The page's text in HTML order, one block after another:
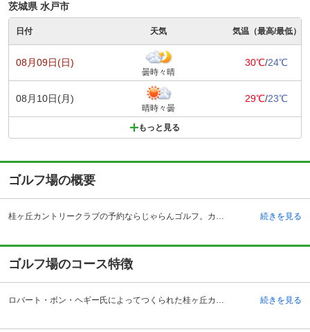
茨城県 水戸市
日付 天気 気温（最高/最低）
08月09日(日)
曇時々晴
30℃/24℃
08月10日(月)
晴時々曇
29℃/23℃
もっと見る
ゴルフ場の概要
桂ヶ丘カントリークラブの予約ならじゃらんゴルフ。カートの有無や利用税、キャンセル料、ナイター設備、駐車場などのコース情報はもちろん、口コミ、フォトギャラリーなどコースの難易度や攻略に役立つ情報充実、予約する度にポイントが貯まるのでお得にゴルフをお楽しみ頂けます。 桂ヶ丘カントリークラブは、茨城県の東茨城郡にあるゴルフコースです。自動車を利用する場合は、常磐自動車道の水戸インターチェンジから約25分、水戸北スマートインターチェンジから約15分です。 世界各地のコースの設計しているロバート・ボン・ヘギー氏によって作られたコースは、戦略性の難易度の高く、芸術品的なコースデザインが特徴です。また、ゲストハウスでは施設が充実しています。レストランではゆったり景色を見ながら、プレー前のコーヒータイムや、ハーフ後のランチタイムを過ごすことができます。ゴルフ用品がそろったプロショップがあるので、忘れ物があっても安心です。浴室は、男性用が石造り、女性用がイタリア産の大理石の豪華なお風呂で、リフレッシュすることができます。 続きを見る
ゴルフ場のコース特徴
ロバート・ボン・ヘギー氏によってつくられた桂ヶ丘カントリークラブは、美と静寂、光と影、高い戦略性が秘められたコースを提供しています。現在は、高橋勝成プロをアドバイザーに迎えて、コースの改修を行っています。 コースは、丘陵コースですが、アップダウンが比較的少ないコースです。126のバンカーに加えて、30以上のグラスバンカーもあり、段差をつけたグリーンと全体的に彫りの深いコースです。OUTコースは、池越えやバンカー越えなど、変化のあるホールが続いています。遠くに那須連峰や阿武隈山系の山々の雄大な景観が見えます。INコースは、スタートから厳しいホールが続きますが、特に10番、16番、18番ホールは池があるので要注意です。 続きを見る